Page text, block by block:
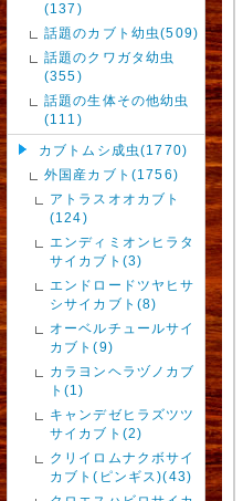
(137)
話題のカブト幼虫(509)
話題のクワガタ幼虫
(355)
話題の生体その他幼虫
(111)
カブトムシ成虫(1770)
外国産カブト(1756)
アトラスオオカブト
(124)
エンディミオンヒラタ
サイカブト(3)
エンドロードツヤヒサ
シサイカブト(8)
オーベルチュールサイ
カブト(9)
カラヨンヘラヅノカブ
ト(1)
キャンデゼヒラズツツ
サイカブト(2)
クリイロムナクボサイ
カブト(ピンギス)(43)